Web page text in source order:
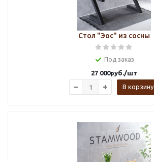
Стол "Эос" из сосны
Под заказ
27 000руб./шт
В корзину